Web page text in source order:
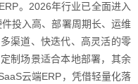
。2026年行业已全面进入
投入高、部署周期长、运维
渠道、快迭代、高灵活的零
制场景适合本地部署，其余
云端ERP，凭借轻量化落